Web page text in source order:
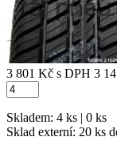
3 801 Kč s DPH 3
Skladem: 4 ks | 0 ks
Sklad externí: 20 ks